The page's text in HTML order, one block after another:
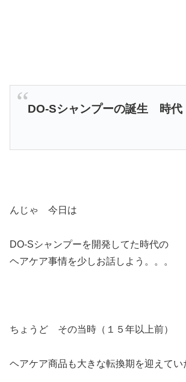
DO-Sシャンプーの誕生 時代
んじゃ 今日は
DO-Sシャンプーを開発してた時代の
ヘアケア事情を少しお話しよう。。。
ちょうど その当時（１５年以上前）
ヘアケア商品も大きな転換期を迎えてい